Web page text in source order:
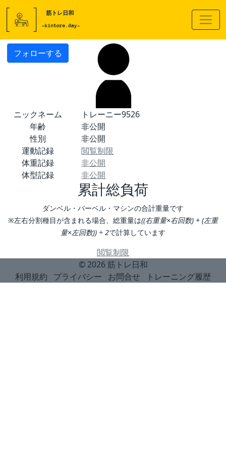
フォローする
ニックネーム
トレーニー9526
年齢
非公開
性別
非公開
運動記録
閲覧制限
体重記録
非公開
体型記録
非公開
累計総負荷
ダンベル・バーベル・マシンの合計重量です
※左右分割種目が含まれる場合、総重量は((右重量×右回数) + (左重
量×左回数)) ÷ 2で計算しています
閲覧制限
© 2026 筋トレ日和
利用規約
プライバシー お問合せ トレーニング履歴